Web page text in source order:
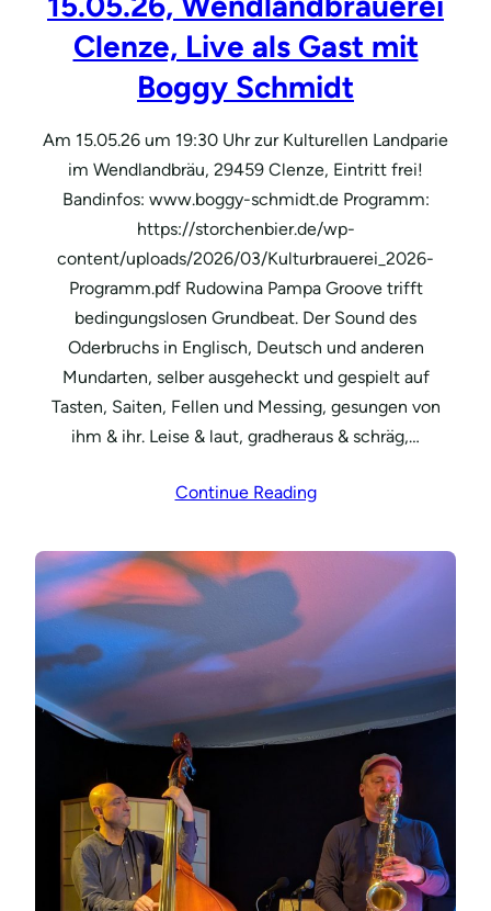
Clenze, Live als Gast mit
Boggy Schmidt
Am 15.05.26 um 19:30 Uhr zur Kulturellen Landparie
im Wendlandbräu, 29459 Clenze, Eintritt frei!
Bandinfos: www.boggy-schmidt.de Programm:
https://storchenbier.de/wp-
content/uploads/2026/03/Kulturbrauerei_2026-
Programm.pdf Rudowina Pampa Groove trifft
bedingungslosen Grundbeat. Der Sound des
Oderbruchs in Englisch, Deutsch und anderen
Mundarten, selber ausgeheckt und gespielt auf
Tasten, Saiten, Fellen und Messing, gesungen von
ihm & ihr. Leise & laut, gradheraus & schräg,…
Continue Reading